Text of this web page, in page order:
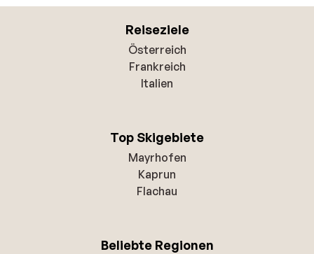
Reiseziele
Österreich
Frankreich
Italien
Top Skigebiete
Mayrhofen
Kaprun
Flachau
Beliebte Regionen